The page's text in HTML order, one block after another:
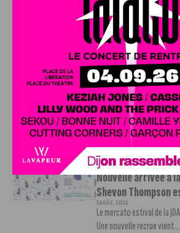
DFCO : RENCONTRE AVEC PIERRE-
L’ARTISAN DE LA MONTÉE EN LIGUE
INFOS,SPORT
DFCO : Rencontre
Deballon, l’artisan
Ligue 2
7 AOÛT, 2026
Le DFCO est de retour en
d’absence. La saison...
INFOS,SPORT
Nouvelle arrivée à
Shevon Thompson
7 AOÛT, 2026
Le mercato estival de la
Une nouvelle recrue vient...